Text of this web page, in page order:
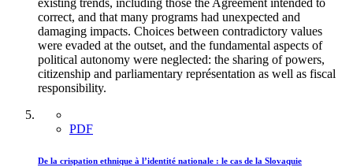
existing trends, including those the Agreement intended to
correct, and that many programs had unexpected and
damaging impacts. Choices between contradictory values
were evaded at the outset, and the fundamental aspects of
political autonomy were neglected: the sharing of powers,
citizenship and parliamentary représentation as well as fiscal
responsibility.
PDF
De la crispation ethnique à l’identité nationale : le cas de la Slovaquie